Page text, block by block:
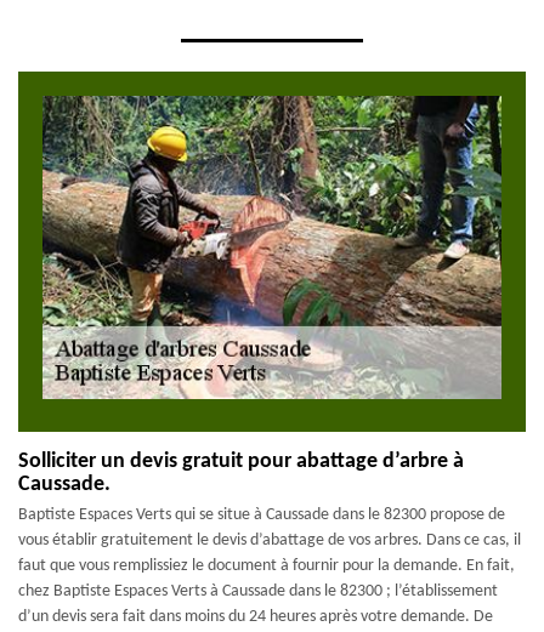
Solliciter un devis gratuit pour abattage d’arbre à
Caussade.
Baptiste Espaces Verts qui se situe à Caussade dans le 82300 propose de
vous établir gratuitement le devis d’abattage de vos arbres. Dans ce cas, il
faut que vous remplissiez le document à fournir pour la demande. En fait,
chez Baptiste Espaces Verts à Caussade dans le 82300 ; l’établissement
d’un devis sera fait dans moins du 24 heures après votre demande. De